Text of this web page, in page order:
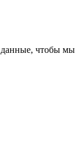
данные, чтобы мы